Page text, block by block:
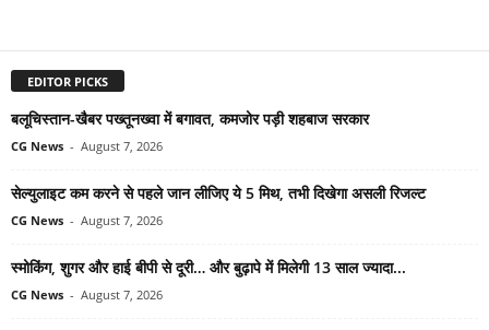
EDITOR PICKS
बलूचिस्तान-खैबर पख्तूनख्वा में बगावत, कमजोर पड़ी शहबाज सरकार
CG News - August 7, 2026
सेल्युलाइट कम करने से पहले जान लीजिए ये 5 मिथ, तभी दिखेगा असली रिजल्ट
CG News - August 7, 2026
स्मोकिंग, शुगर और हाई बीपी से दूरी… और बुढ़ापे में मिलेगी 13 साल ज्यादा...
CG News - August 7, 2026